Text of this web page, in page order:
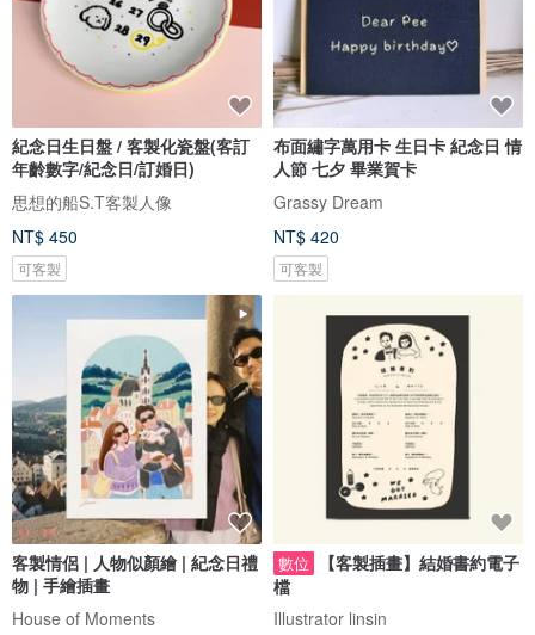
紀念日生日盤 / 客製化瓷盤(客訂
年齡數字/紀念日/訂婚日)
思想的船S.T客製人像
NT$ 450
可客製
布面繡字萬用卡 生日卡 紀念日 情
人節 七夕 畢業賀卡
Grassy Dream
NT$ 420
可客製
客製情侶 | 人物似顏繪 | 紀念日禮
物 | 手繪插畫
House of Moments
數位
【客製插畫】結婚書約電子
檔
Illustrator linsin